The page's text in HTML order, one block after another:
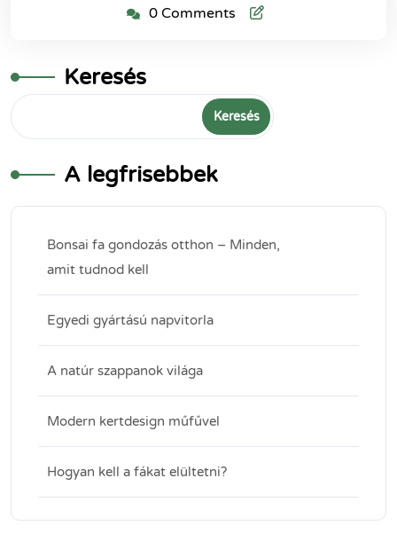
0 Comments
Keresés
Keresés
A legfrisebbek
Bonsai fa gondozás otthon – Minden,
amit tudnod kell
Egyedi gyártású napvitorla
A natúr szappanok világa
Modern kertdesign műfűvel
Hogyan kell a fákat elültetni?